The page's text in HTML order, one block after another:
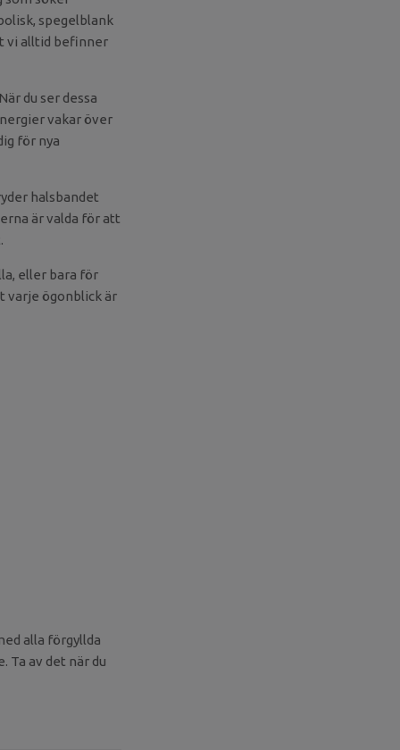
spegelblank
vi alltid befinner
du ser dessa
vakar över
för nya
halsbandet
är valda för att
eller bara för
varje ögonblick är
alla förgyllda
Ta av det när du